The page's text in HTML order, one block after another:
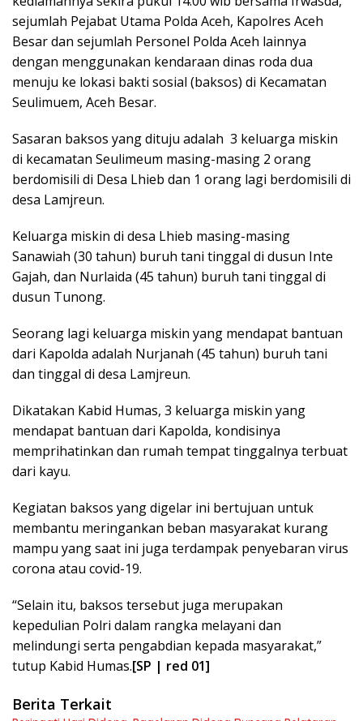
sejumlah Pejabat Utama Polda Aceh, Kapolres Aceh
Besar dan sejumlah Personel Polda Aceh lainnya
dengan menggunakan kendaraan dinas roda dua
menuju ke lokasi bakti sosial (baksos) di Kecamatan
Seulimuem, Aceh Besar.
Sasaran baksos yang dituju adalah 3 keluarga miskin
di kecamatan Seulimeum masing-masing 2 orang
berdomisili di Desa Lhieb dan 1 orang lagi berdomisili di
desa Lamjreun.
Keluarga miskin di desa Lhieb masing-masing
Sanawiah (30 tahun) buruh tani tinggal di dusun Inte
Gajah, dan Nurlaida (45 tahun) buruh tani tinggal di
dusun Tunong.
Seorang lagi keluarga miskin yang mendapat bantuan
dari Kapolda adalah Nurjanah (45 tahun) buruh tani
dan tinggal di desa Lamjreun.
Dikatakan Kabid Humas, 3 keluarga miskin yang
mendapat bantuan dari Kapolda, kondisinya
memprihatinkan dan rumah tempat tinggalnya terbuat
dari kayu.
Kegiatan baksos yang digelar ini bertujuan untuk
membantu meringankan beban masyarakat kurang
mampu yang saat ini juga terdampak penyebaran virus
corona atau covid-19.
“Selain itu, baksos tersebut juga merupakan
kepedulian Polri dalam rangka melayani dan
melindungi serta pengabdian kepada masyarakat,”
tutup Kabid Humas.[SP | red 01]
Berita Terkait